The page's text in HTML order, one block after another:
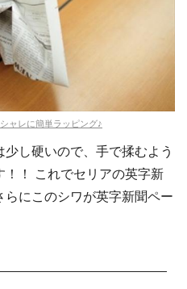
ャレに簡単ラッピング♪
し硬いので、手で揉むよう
！ これでセリアの英字新
にこのシワが英字新聞ペー